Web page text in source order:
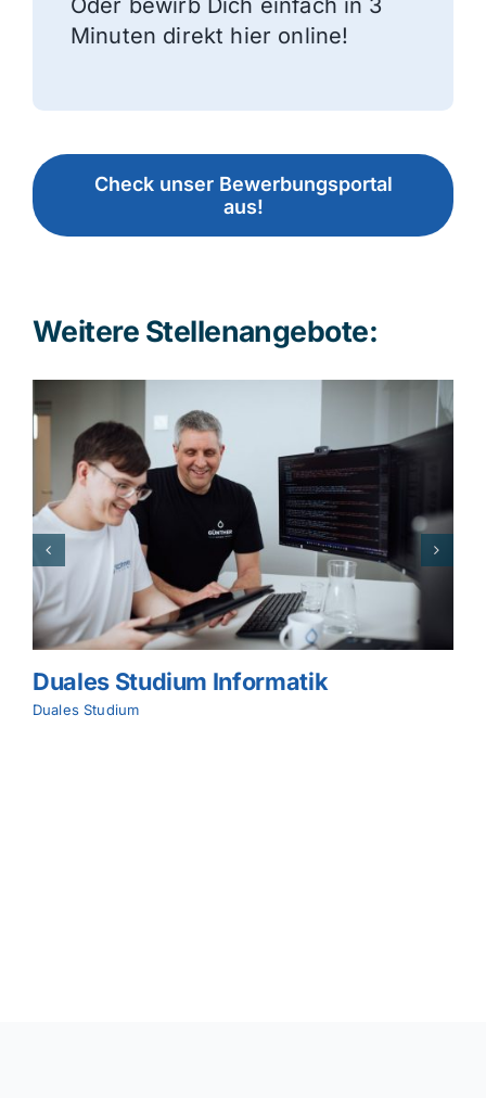
Oder bewirb Dich einfach in 3
Minuten direkt hier online!
Check unser Bewerbungsportal
aus!
Weitere Stellenangebote:
Duales Studium Betriebswirtschaft
Duales Studium